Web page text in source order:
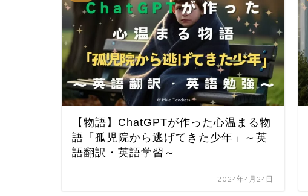
【物語】ChatGPTが作った心温まる物
語「孤児院から逃げてきた少年」～英
語翻訳・英語学習～
2024年4月24日